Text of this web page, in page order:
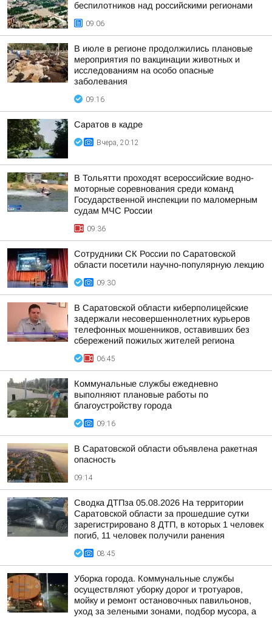
беспилотников над российскими регионами
09:06
В июле в регионе продолжились плановые
мероприятия по вакцинации животных и
исследованиям на особо опасные
заболевания
09:16
Саратов в кадре
Вчера, 20:12
В Тольятти проходят всероссийские водно-
моторные соревнования среди команд
Государственной инспекции по маломерным
судам МЧС России
09:36
Сотрудники СК России по Саратовской
области посетили научно-популярную лекцию
09:30
В Саратовской области киберполицейские
задержали несовершеннолетних курьеров
телефонных мошенников, оставивших без
сбережений пожилых жителей региона
06:45
Коммунальные службы ежедневно
выполняют плановые работы по
благоустройству города
09:16
В Саратовской области объявлена ракетная
опасность
09:14
Сводка ДТПза 05.08.2026 На территории
Саратовской области за прошедшие сутки
зарегистрировано 8 ДТП, в которых 1 человек
погиб, 11 человек получили ранения
08:45
Уборка города. Коммунальные службы
осуществляют уборку дорог и тротуаров,
мойку и ремонт остановочных павильонов,
уход за зелеными зонами, подбор мусора, а